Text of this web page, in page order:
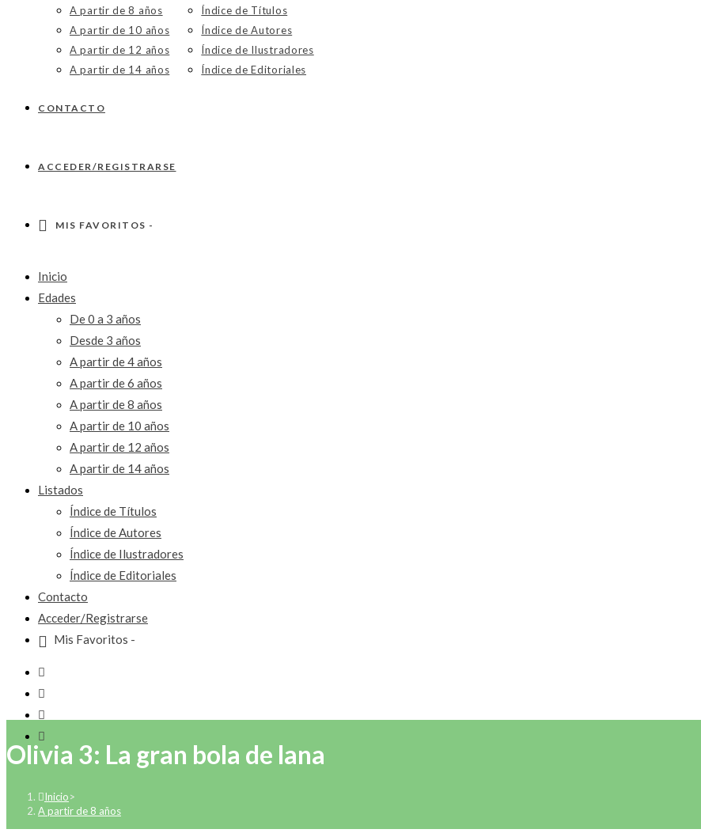
A partir de 8 años
A partir de 10 años
A partir de 12 años
A partir de 14 años
Índice de Títulos
Índice de Autores
Índice de Ilustradores
Índice de Editoriales
CONTACTO
ACCEDER/REGISTRARSE
MIS FAVORITOS -
Inicio
Edades
De 0 a 3 años
Desde 3 años
A partir de 4 años
A partir de 6 años
A partir de 8 años
A partir de 10 años
A partir de 12 años
A partir de 14 años
Listados
Índice de Títulos
Índice de Autores
Índice de Ilustradores
Índice de Editoriales
Contacto
Acceder/Registrarse
Mis Favoritos -
Olivia 3: La gran bola de lana
Inicio>
A partir de 8 años